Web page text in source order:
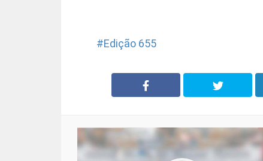
Edição 655